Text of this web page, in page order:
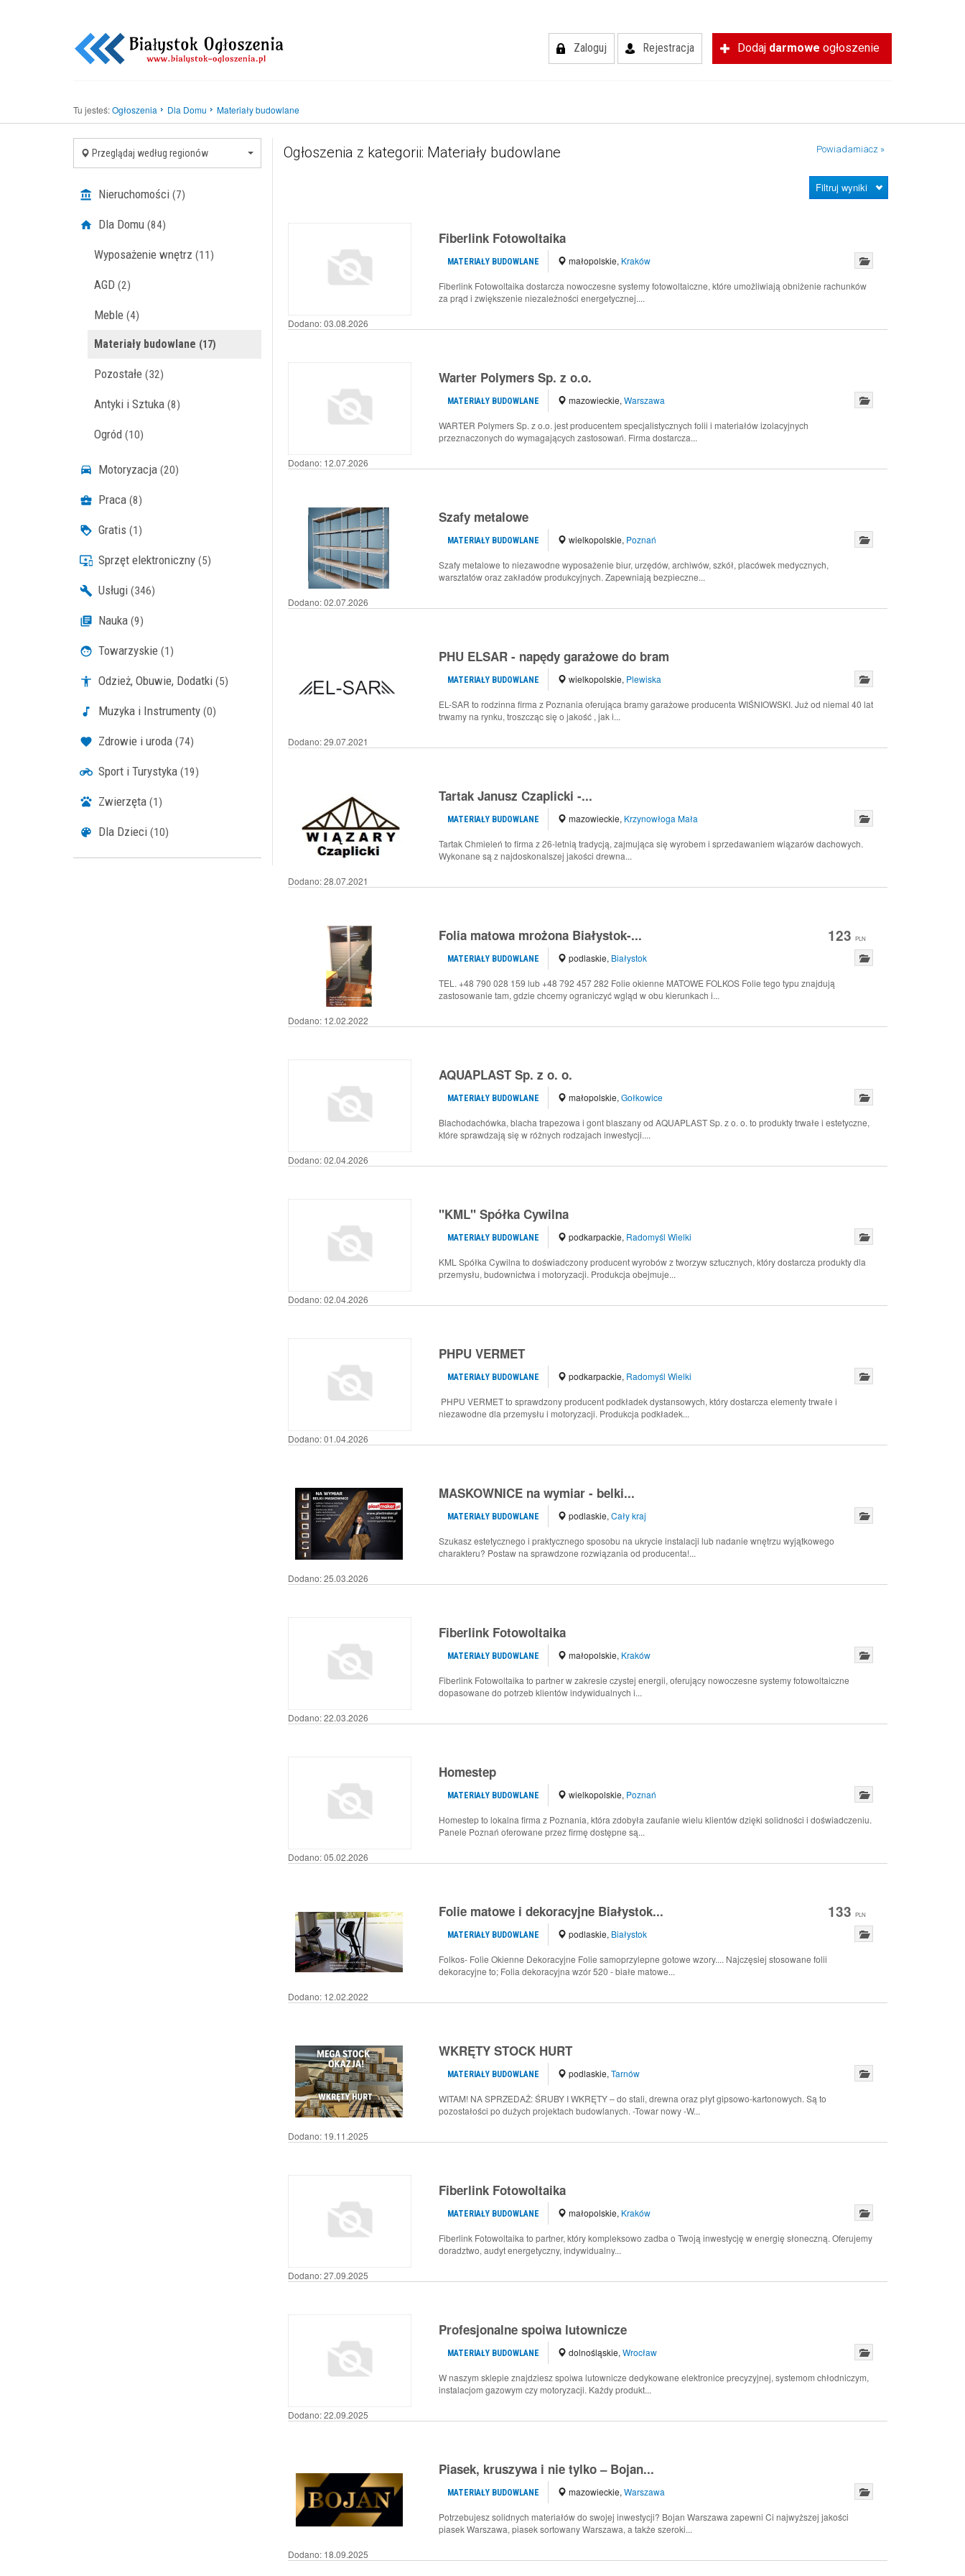
Zaloguj Rejestracja Dodaj darmowe ogłoszenie
Tu jesteś:Ogłoszenia Dla Domu Materiały budowlane
Przeglądaj według regionów
Nieruchomości (7)
Dla Domu (84)
Wyposażenie wnętrz (11)
AGD (2)
Meble (4)
Materiały budowlane (17)
Pozostałe (32)
Antyki i Sztuka (8)
Ogród (10)
Motoryzacja (20)
Praca (8)
Gratis (1)
Sprzęt elektroniczny (5)
Usługi (346)
Nauka (9)
Towarzyskie (1)
Odzież, Obuwie, Dodatki (5)
Muzyka i Instrumenty (0)
Zdrowie i uroda (74)
Sport i Turystyka (19)
Zwierzęta (1)
Dla Dzieci (10)
Ogłoszenia z kategorii: Materiały budowlane Powiadamiacz »
Filtruj wyniki
Dodano: 03.08.2026
Fiberlink Fotowoltaika
MATERIAŁY BUDOWLANE małopolskie, Kraków
Fiberlink Fotowoltaika dostarcza nowoczesne systemy fotowoltaiczne, które umożliwiają obniżenie rachunków
za prąd i zwiększenie niezależności energetycznej....
Dodano: 12.07.2026
Warter Polymers Sp. z o.o.
MATERIAŁY BUDOWLANE mazowieckie, Warszawa
WARTER Polymers Sp. z o.o. jest producentem specjalistycznych folii i materiałów izolacyjnych
przeznaczonych do wymagających zastosowań. Firma dostarcza...
Dodano: 02.07.2026
Szafy metalowe
MATERIAŁY BUDOWLANE wielkopolskie, Poznań
Szafy metalowe to niezawodne wyposażenie biur, urzędów, archiwów, szkół, placówek medycznych,
warsztatów oraz zakładów produkcyjnych. Zapewniają bezpieczne...
Dodano: 29.07.2021
PHU ELSAR - napędy garażowe do bram
MATERIAŁY BUDOWLANE wielkopolskie, Plewiska
EL-SAR to rodzinna firma z Poznania oferująca bramy garażowe producenta WIŚNIOWSKI. Już od niemal 40 lat
trwamy na rynku, troszcząc się o jakość , jak i...
Dodano: 28.07.2021
Tartak Janusz Czaplicki -...
MATERIAŁY BUDOWLANE mazowieckie, Krzynowłoga Mała
Tartak Chmieleń to firma z 26-letnią tradycją, zajmująca się wyrobem i sprzedawaniem wiązarów dachowych.
Wykonane są z najdoskonalszej jakości drewna...
Dodano: 12.02.2022
Folia matowa mrożona Białystok-... 123 PLN
MATERIAŁY BUDOWLANE podlaskie, Białystok
TEL. +48 790 028 159 lub +48 792 457 282 Folie okienne MATOWE FOLKOS Folie tego typu znajdują
zastosowanie tam, gdzie chcemy ograniczyć wgląd w obu kierunkach i...
Dodano: 02.04.2026
AQUAPLAST Sp. z o. o.
MATERIAŁY BUDOWLANE małopolskie, Gołkowice
Blachodachówka, blacha trapezowa i gont blaszany od AQUAPLAST Sp. z o. o. to produkty trwałe i estetyczne,
które sprawdzają się w różnych rodzajach inwestycji....
Dodano: 02.04.2026
"KML" Spółka Cywilna
MATERIAŁY BUDOWLANE podkarpackie, Radomyśl Wielki
KML Spółka Cywilna to doświadczony producent wyrobów z tworzyw sztucznych, który dostarcza produkty dla
przemysłu, budownictwa i motoryzacji. Produkcja obejmuje...
Dodano: 01.04.2026
PHPU VERMET
MATERIAŁY BUDOWLANE podkarpackie, Radomyśl Wielki
PHPU VERMET to sprawdzony producent podkładek dystansowych, który dostarcza elementy trwałe i
niezawodne dla przemysłu i motoryzacji. Produkcja podkładek...
Dodano: 25.03.2026
MASKOWNICE na wymiar - belki...
MATERIAŁY BUDOWLANE podlaskie, Cały kraj
Szukasz estetycznego i praktycznego sposobu na ukrycie instalacji lub nadanie wnętrzu wyjątkowego
charakteru? Postaw na sprawdzone rozwiązania od producenta!...
Dodano: 22.03.2026
Fiberlink Fotowoltaika
MATERIAŁY BUDOWLANE małopolskie, Kraków
Fiberlink Fotowoltaika to partner w zakresie czystej energii, oferujący nowoczesne systemy fotowoltaiczne
dopasowane do potrzeb klientów indywidualnych i...
Dodano: 05.02.2026
Homestep
MATERIAŁY BUDOWLANE wielkopolskie, Poznań
Homestep to lokalna firma z Poznania, która zdobyła zaufanie wielu klientów dzięki solidności i doświadczeniu.
Panele Poznań oferowane przez firmę dostępne są...
Dodano: 12.02.2022
Folie matowe i dekoracyjne Białystok... 133 PLN
MATERIAŁY BUDOWLANE podlaskie, Białystok
Folkos- Folie Okienne Dekoracyjne Folie samoprzylepne gotowe wzory.... Najczęsiej stosowane folii
dekoracyjne to; Folia dekoracyjna wzór 520 - białe matowe...
Dodano: 19.11.2025
WKRĘTY STOCK HURT
MATERIAŁY BUDOWLANE podlaskie, Tarnów
WITAM! NA SPRZEDAŻ: ŚRUBY I WKRĘTY – do stali, drewna oraz płyt gipsowo-kartonowych. Są to
pozostałości po dużych projektach budowlanych. -Towar nowy -W...
Dodano: 27.09.2025
Fiberlink Fotowoltaika
MATERIAŁY BUDOWLANE małopolskie, Kraków
Fiberlink Fotowoltaika to partner, który kompleksowo zadba o Twoją inwestycję w energię słoneczną. Oferujemy
doradztwo, audyt energetyczny, indywidualny...
Dodano: 22.09.2025
Profesjonalne spoiwa lutownicze
MATERIAŁY BUDOWLANE dolnośląskie, Wrocław
W naszym sklepie znajdziesz spoiwa lutownicze dedykowane elektronice precyzyjnej, systemom chłodniczym,
instalacjom gazowym czy motoryzacji. Każdy produkt...
Dodano: 18.09.2025
Piasek, kruszywa i nie tylko – Bojan...
MATERIAŁY BUDOWLANE mazowieckie, Warszawa
Potrzebujesz solidnych materiałów do swojej inwestycji? Bojan Warszawa zapewni Ci najwyższej jakości
piasek Warszawa, piasek sortowany Warszawa, a także szeroki...